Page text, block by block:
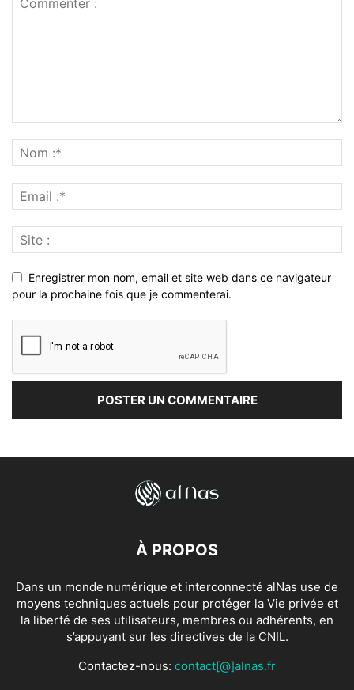
Enregistrer mon nom, email et site web dans ce navigateur
pour la prochaine fois que je commenterai.
À PROPOS
Dans un monde numérique et interconnecté alNas use de
moyens techniques actuels pour protéger la Vie privée et
la liberté de ses utilisateurs, membres ou adhérents, en
s’appuyant sur les directives de la CNIL.
Contactez-nous: contact[@]alnas.fr